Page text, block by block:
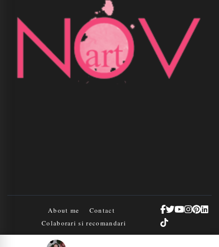
About me
Contact
Colaborari si recomandari